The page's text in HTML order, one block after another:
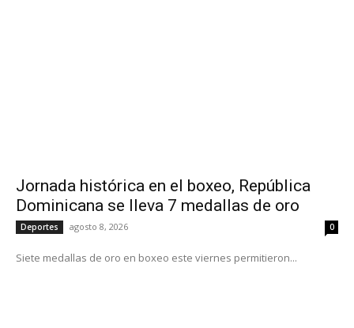
Jornada histórica en el boxeo, República
Dominicana se lleva 7 medallas de oro
Deportes agosto 8, 2026 0
Siete medallas de oro en boxeo este viernes permitieron...